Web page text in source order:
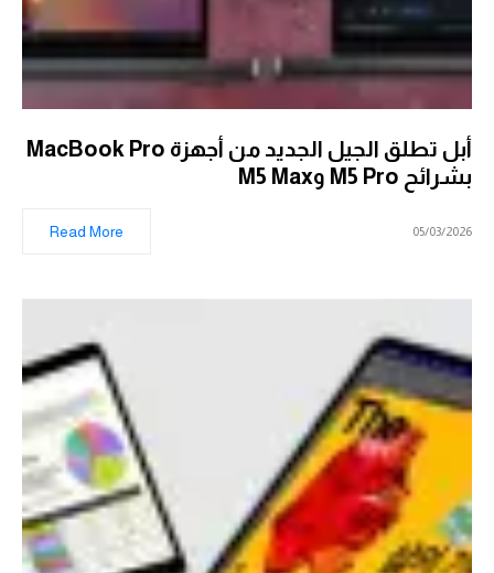
أبل تطلق الجيل الجديد من أجهزة MacBook Pro
بشرائح M5 Pro وM5 Max
05/03/2026
Read More